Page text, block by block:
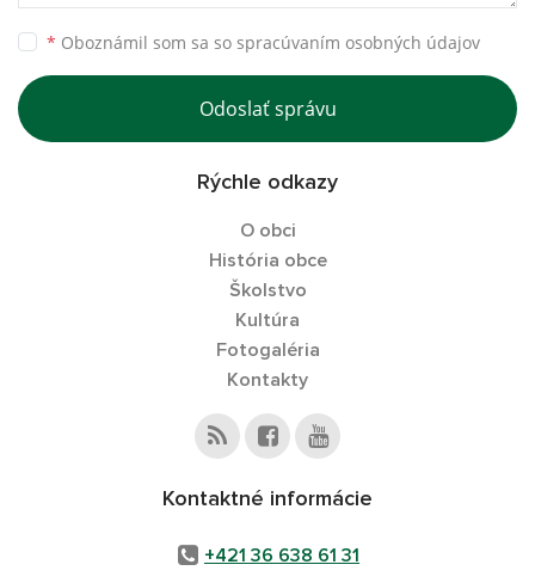
* Oboznámil som sa so spracúvaním osobných údajov
Odoslať správu
Rýchle odkazy
O obci
História obce
Školstvo
Kultúra
Fotogaléria
Kontakty
Kontaktné informácie
+421 36 638 61 31